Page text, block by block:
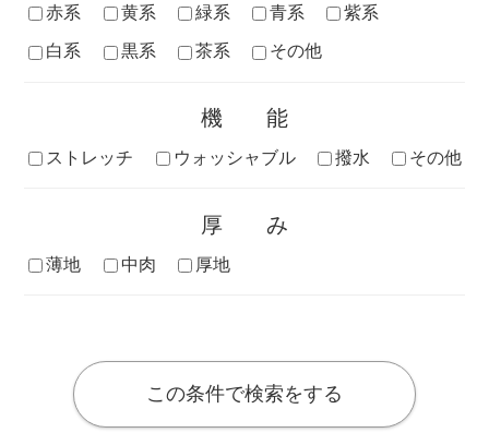
赤系 黄系 緑系 青系
紫系
白系
黒系 茶系 その他
機能
ストレッチ ウォッシャブル 撥水 その他
厚み
薄地 中肉 厚地
この条件で検索をする